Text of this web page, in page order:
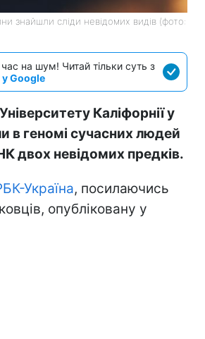
знайшли сліди невідомих видів (фото:
на шум! Читай тільки суть з
у Google
Каліфорнії у
в геномі сучасних людей
двох невідомих предків.
Україна, посилаючись
опубліковану у